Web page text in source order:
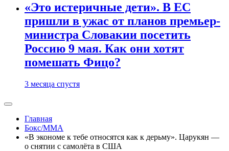
«Это истеричные дети». В ЕС
пришли в ужас от планов премьер-
министра Словакии посетить
Россию 9 мая. Как они хотят
помешать Фицо?
3 месяца спустя
Главная
Бокс/MMA
«В экономе к тебе относятся как к дерьму». Царукян —
о снятии с самолёта в США